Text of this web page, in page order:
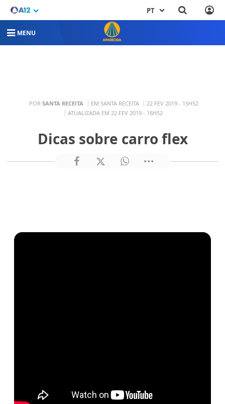
PT
MENU
POR SANTA RECEITA EM SANTA RECEITA
22 FEV 2019 - 15H52
ATUALIZADA EM 22 FEV 2019 - 16H52
Dicas sobre carro flex